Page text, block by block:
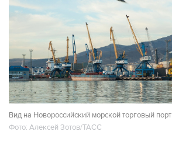
Вид на Новороссийский морской торговый порт
Фото: Алексей Зотов/ТАСС